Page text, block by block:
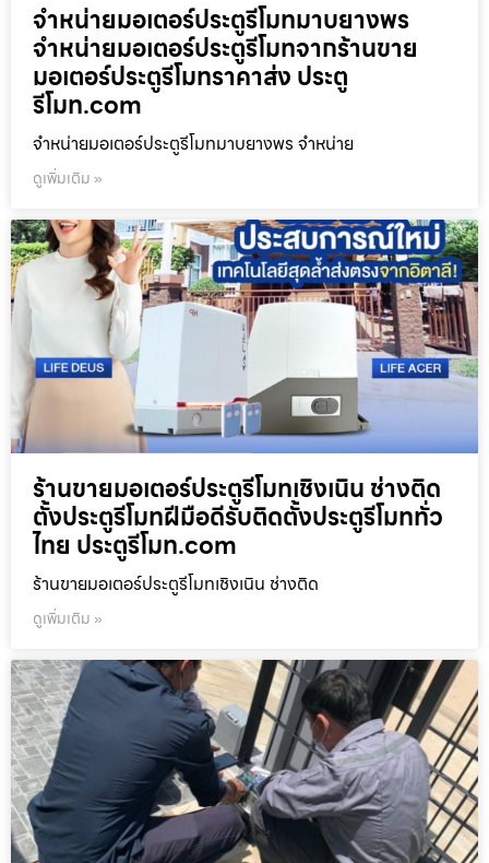
จำหน่ายมอเตอร์ประตูรีโมทมาบยางพร
จำหน่ายมอเตอร์ประตูรีโมทจากร้านขาย
มอเตอร์ประตูรีโมทราคาส่ง ประตู
รีโมท.com
จำหน่ายมอเตอร์ประตูรีโมทมาบยางพร จำหน่าย
ดูเพิ่มเติม »
ร้านขายมอเตอร์ประตูรีโมทเชิงเนิน ช่างติด
ตั้งประตูรีโมทฝีมือดีรับติดตั้งประตูรีโมททั่ว
ไทย ประตูรีโมท.com
ร้านขายมอเตอร์ประตูรีโมทเชิงเนิน ช่างติด
ดูเพิ่มเติม »